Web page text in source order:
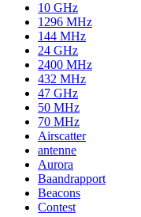
10 GHz
1296 MHz
144 MHz
24 GHz
2400 MHz
432 MHz
47 GHz
50 MHz
70 MHz
Airscatter
antenne
Aurora
Baandrapport
Beacons
Contest